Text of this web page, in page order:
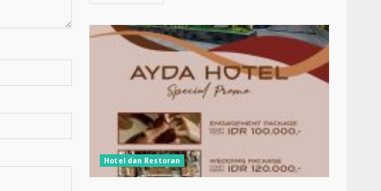
Hotel dan Restoran